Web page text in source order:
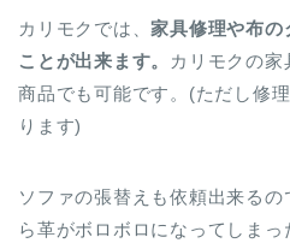
カリモクでは、家具修理や布の
ことが出来ます。
カリモクの
商品でも可能です。(ただし修
ります)
ソファの張替えも依頼出来る
ら革がボロボロになってしま